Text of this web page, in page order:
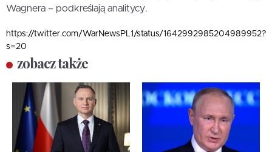
Wagnera – podkreślają analitycy.
https://twitter.com/WarNewsPL1/status/1642992985204989952?
s=20
zobacz także